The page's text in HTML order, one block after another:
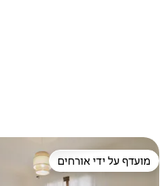
מועדף על ידי אורחים
מועדף על ידי אורחים